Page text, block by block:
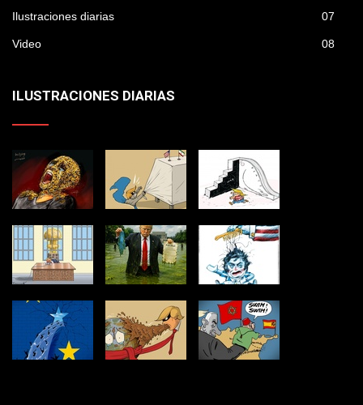
Ilustraciones diarias 07
Video 08
ILUSTRACIONES DIARIAS